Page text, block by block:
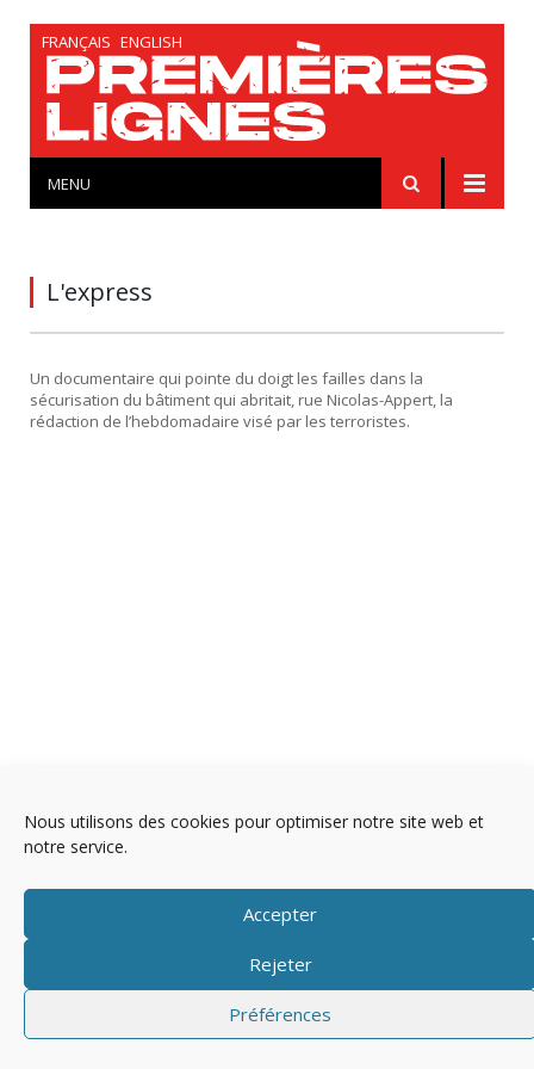
Nous utilisons des cookies pour optimiser notre site web et
notre service.
Accepter
Rejeter
Préférences
FRANÇAIS ENGLISH
MENU
L'express
Un documentaire qui pointe du doigt les failles dans la
sécurisation du bâtiment qui abritait, rue Nicolas-Appert, la
rédaction de l’hebdomadaire visé par les terroristes.
Copyright © 2025 Télévision